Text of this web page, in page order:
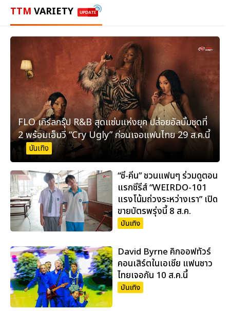
TTM VARIETY
FLO เกิร์ลกรุ๊ป R&B สุดแซ่บแห่งยุค ปล่อยอัลบั้มชุดที่
2 พร้อมเอ็มวี “Cry Ugly” ก่อนเจอแฟนไทย 29 ส.ค.นี้
บันเทิง
“ซี-คีน” ชวนแฟนๆ ร่วมดูตอน
แรกซีรีส์ “WEIRDO-101
แรงโน้มถ่วงระหว่างเรา” เปิด
ขายบัตรพรุ่งนี้ 8 ส.ค.
บันเทิง
David Byrne คิกออฟทัวร์
คอนเสิร์ตในเอเชีย แฟนชาว
ไทยเจอกัน 10 ส.ค.นี้
บันเทิง